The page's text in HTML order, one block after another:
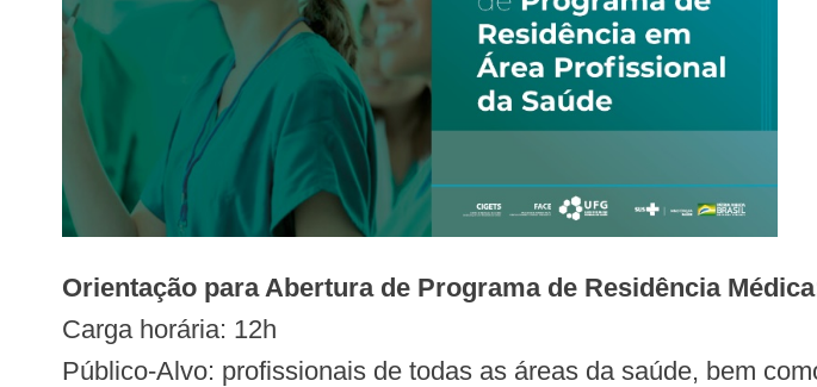
Orientação para Abertura de Programa de Residência
Carga horária: 12h
Público-Alvo: profissionais de todas as áreas da saúde, bem